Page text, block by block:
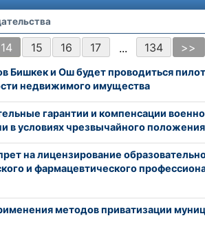
14 15 16 17 ... 134 >>
Бишкек и Ош будет проводиться
недвижимого имущества
гарантии и компенсации
в условиях чрезвычайного положения
на лицензирование
и фармацевтического
методов приватизации